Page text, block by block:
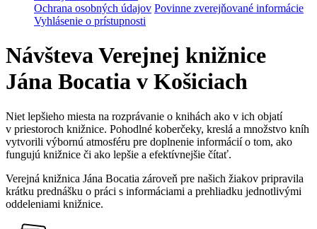
Ochrana osobných údajov Povinne zverejňované informácie
Vyhlásenie o prístupnosti
Návšteva Verejnej knižnice
Jána Bocatia v Košiciach
Niet lepšieho miesta na rozprávanie o knihách ako v ich objatí
v priestoroch knižnice. Pohodlné koberčeky, kreslá a množstvo kníh
vytvorili výbornú atmosféru pre doplnenie informácií o tom, ako
fungujú knižnice či ako lepšie a efektívnejšie čítať.
Verejná knižnica Jána Bocatia zároveň pre našich žiakov pripravila
krátku prednášku o práci s informáciami a prehliadku jednotlivými
oddeleniami knižnice.